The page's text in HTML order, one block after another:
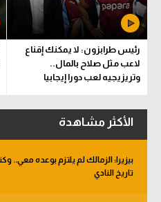
رئيس طرابزون: لا يمكنك إقناع
لاعب مثل صلاح بالمال..
وتريزيجيه لعب دورا إيجابيا
الأكثر مشاهدة
بيزيرا: الزمالك لم يلتزم بوعده
تاريخ النادي